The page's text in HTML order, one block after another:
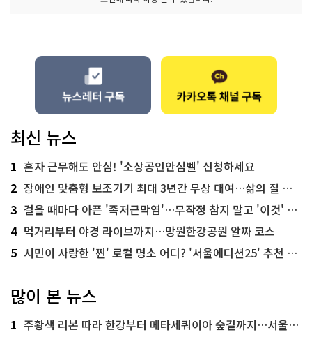
최신 뉴스
1 혼자 근무해도 안심! '소상공인안심벨' 신청하세요
2 장애인 맞춤형 보조기기 최대 3년간 무상 대여…삶의 질 높인다
3 걸을 때마다 아픈 '족저근막염'…무작정 참지 말고 '이것' 해보세요!
4 먹거리부터 야경 라이브까지…망원한강공원 알짜 코스
5 시민이 사랑한 '찐' 로컬 명소 어디? '서울에디션25' 추천 코스
많이 본 뉴스
1 주황색 리본 따라 한강부터 메타세쿼이아 숲길까지…서울둘레길 15코스